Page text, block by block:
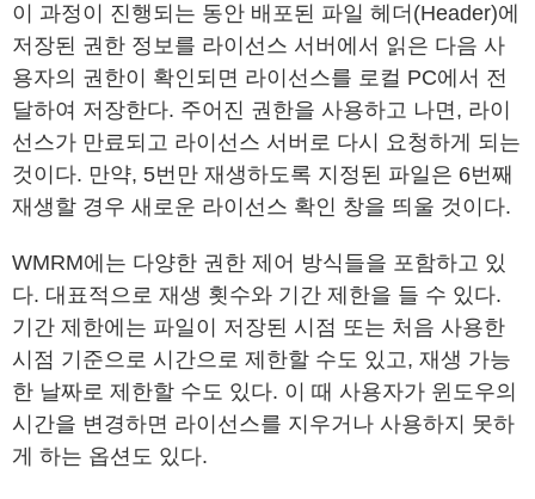
이 과정이 진행되는 동안 배포된 파일 헤더(Header)에
저장된 권한 정보를 라이선스 서버에서 읽은 다음 사
용자의 권한이 확인되면 라이선스를 로컬 PC에서 전
달하여 저장한다. 주어진 권한을 사용하고 나면, 라이
선스가 만료되고 라이선스 서버로 다시 요청하게 되는
것이다. 만약, 5번만 재생하도록 지정된 파일은 6번째
재생할 경우 새로운 라이선스 확인 창을 띄울 것이다.
WMRM에는 다양한 권한 제어 방식들을 포함하고 있
다. 대표적으로 재생 횟수와 기간 제한을 들 수 있다.
기간 제한에는 파일이 저장된 시점 또는 처음 사용한
시점 기준으로 시간으로 제한할 수도 있고, 재생 가능
한 날짜로 제한할 수도 있다. 이 때 사용자가 윈도우의
시간을 변경하면 라이선스를 지우거나 사용하지 못하
게 하는 옵션도 있다.